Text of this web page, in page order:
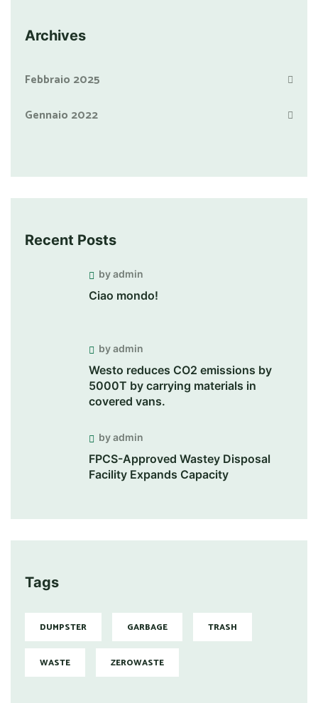
Archives
Febbraio 2025
Gennaio 2022
Recent Posts
by admin
Ciao mondo!
by admin
Westo reduces CO2 emissions by
5000T by carrying materials in
covered vans.
by admin
FPCS-Approved Wastey Disposal
Facility Expands Capacity
Tags
DUMPSTER GARBAGE TRASH
WASTE ZEROWASTE